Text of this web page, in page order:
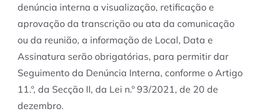
denúncia interna a visualização, retificação e
aprovação da transcrição ou ata da comunicação
ou da reunião, a informação de Local, Data e
Assinatura serão obrigatórias, para permitir dar
Seguimento da Denúncia Interna, conforme o Artigo
11.º, da Secção II, da Lei n.º 93/2021, de 20 de
dezembro.